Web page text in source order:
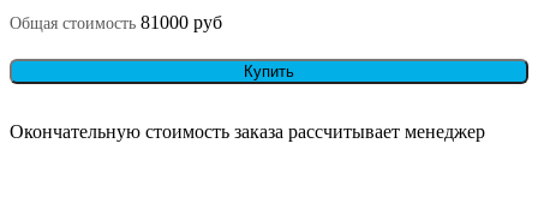
Общая стоимость 81000 руб
Купить
Окончательную стоимость заказа рассчитывает менеджер